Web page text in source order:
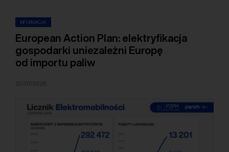
INFORMACJA
European Action Plan: elektryfikacja
gospodarki uniezależni Europę
od importu paliw
20/07/2026